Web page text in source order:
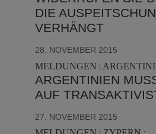
DIE
VERHÄNGT
28. NOVEMBER 2015
MELDUNGEN |
ARGENTINIEN
AUF
27. NOVEMBER 2015